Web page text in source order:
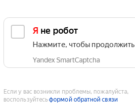
Я не робот
Нажмите, чтобы продолжить
Yandex SmartCaptcha
Если у вас возникли проблемы, пожалуйста,
воспользуйтесьформой обратной связи